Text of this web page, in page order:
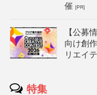
催[PR]
【公募
向け創
リエイ
特集